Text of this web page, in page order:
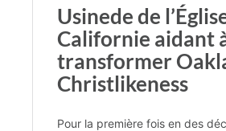
Usinede de
Californie aidant
transformer
Christlikeness
Pour la première fois en des